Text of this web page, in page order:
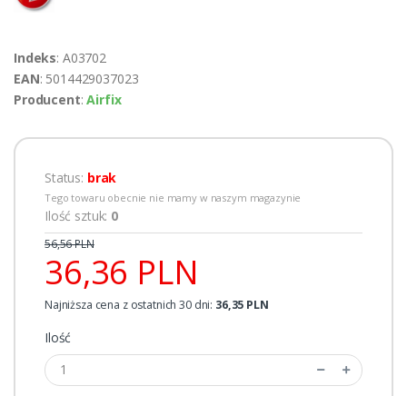
Indeks: A03702
EAN: 5014429037023
Producent:Airfix
Status: brak
Tego towaru obecnie nie mamy w naszym magazynie
Ilość sztuk: 0
36,36 PLN
56,56 PLN
Najniższa cena z ostatnich 30 dni: 36,35 PLN
Ilość